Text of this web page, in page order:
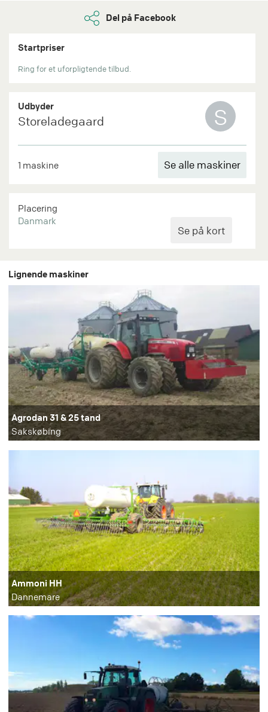
Del på Facebook
Startpriser
Ring for et uforpligtende tilbud.
Udbyder
Storeladegaard S
1 maskine Se alle maskiner
Placering
Danmark
Lignende maskiner
Agrodan 31 & 25 tand
Sakskøbing
Ammoni HH
Dannemare